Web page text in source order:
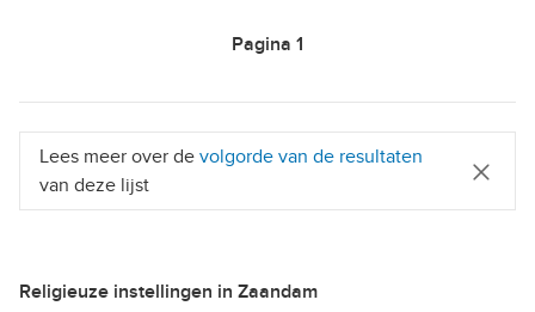
Pagina 1
Lees meer over de volgorde van de resultaten
van deze lijst
Religieuze instellingen in Zaandam